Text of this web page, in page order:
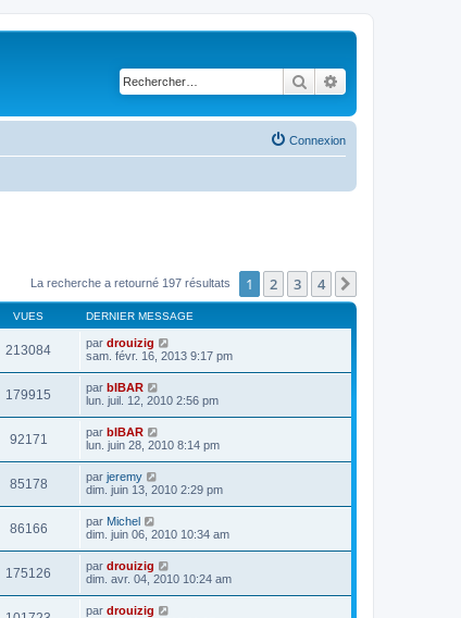
Rechercher
Connexion
La recherche a retourné 197 résultats 1 2 3 4
VUES DERNIER MESSAGE
213084 par drouizig
sam. févr. 16, 2013 9:17 pm
179915 par bIBAR
lun. juil. 12, 2010 2:56 pm
92171 par bIBAR
lun. juin 28, 2010 8:14 pm
85178 par jeremy
dim. juin 13, 2010 2:29 pm
86166 par Michel
dim. juin 06, 2010 10:34 am
175126 par drouizig
dim. avr. 04, 2010 10:24 am
par drouizig